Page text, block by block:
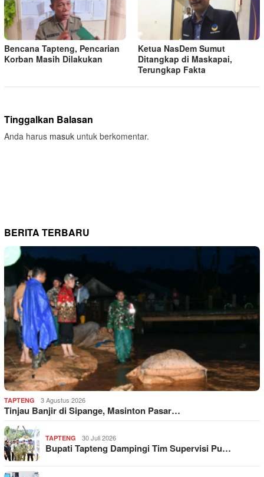
Bencana Tapteng, Pencarian
Korban Masih Dilakukan
Ketua NasDem Sumut
Ditangkap di Maskapai,
Terungkap Fakta
Tinggalkan Balasan
Anda harus masuk untuk berkomentar.
BERITA TERBARU
TAPTENG 3 Agustus 2026
Tinjau Banjir di Sipange, Masinton Pasar…
TAPTENG 30 Juli 2026
Bupati Tapteng Dampingi Tim Supervisi Pu…